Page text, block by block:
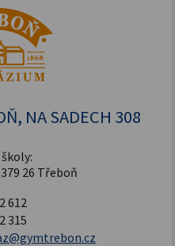
NA SADECH 308
26 Třeboň
612
315